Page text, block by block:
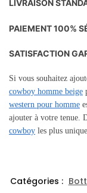
LIVRAISON
PAIEMENT 100%
SATISFACTION
Si vous souhaitez
cowboy homme beige
western pour homme
ajouter à votre tenue.
cowboy les plus
Catégories :